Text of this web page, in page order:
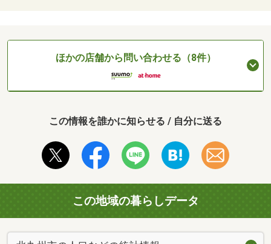
ほかの店舗から問い合わせる（8件）
この情報を誰かに知らせる / 自分に送る
この地域の暮らしデータ